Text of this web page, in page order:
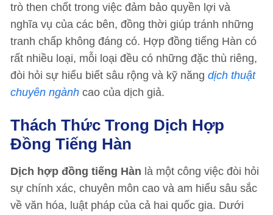
trò then chốt trong việc đảm bảo quyền lợi và
nghĩa vụ của các bên, đồng thời giúp tránh những
tranh chấp không đáng có. Hợp đồng tiếng Hàn có
rất nhiều loại, mỗi loại đều có những đặc thù riêng,
đòi hỏi sự hiểu biết sâu rộng và kỹ năng dịch thuật
chuyên ngành cao của dịch giả.
Thách Thức Trong Dịch Hợp
Đồng Tiếng Hàn
Dịch hợp đồng tiếng Hàn là một công việc đòi hỏi
sự chính xác, chuyên môn cao và am hiểu sâu sắc
về văn hóa, luật pháp của cả hai quốc gia. Dưới